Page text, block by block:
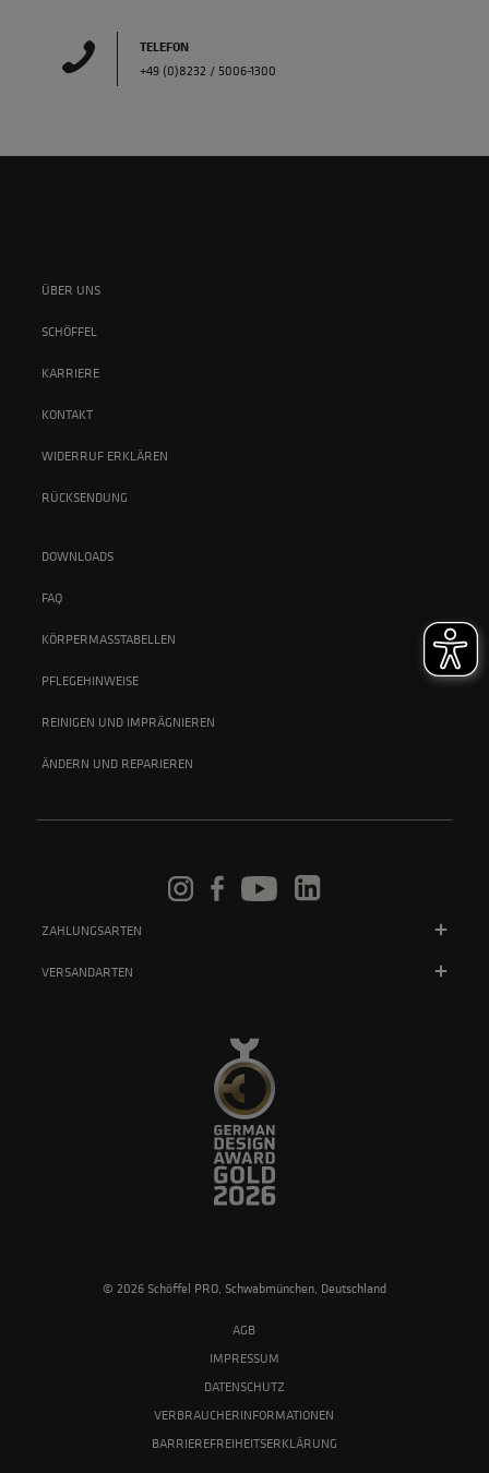
TELEFON
+49 (0)8232 / 5006-1300
ÜBER UNS
SCHÖFFEL
KARRIERE
KONTAKT
WIDERRUF ERKLÄREN
RÜCKSENDUNG
DOWNLOADS
FAQ
KÖRPERMASSTABELLEN
PFLEGEHINWEISE
REINIGEN UND IMPRÄGNIEREN
ÄNDERN UND REPARIEREN
ZAHLUNGSARTEN
VERSANDARTEN
© 2026 Schöffel PRO, Schwabmünchen, Deutschland
AGB
IMPRESSUM
DATENSCHUTZ
VERBRAUCHERINFORMATIONEN
BARRIEREFREIHEITSERKLÄRUNG